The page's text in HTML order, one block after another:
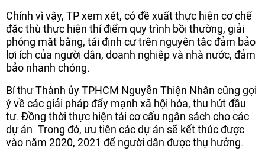
Chính vì vậy, TP xem xét, có đề xuất thực hiện cơ chế
đặc thù thực hiện thí điểm quy trình bồi thường, giải
phóng mặt bằng, tái định cư trên nguyên tắc đảm bảo
lợi ích của người dân, doanh nghiệp và nhà nước, đảm
bảo nhanh chóng.
Bí thư Thành ủy TPHCM Nguyễn Thiện Nhân cũng gợi
ý về các giải pháp đẩy mạnh xã hội hóa, thu hút đầu
tư. Đồng thời thực hiện tái cơ cấu ngân sách cho các
dự án. Trong đó, ưu tiên các dự án sẽ kết thúc được
vào năm 2020, 2021 để người dân được thụ hưởng.